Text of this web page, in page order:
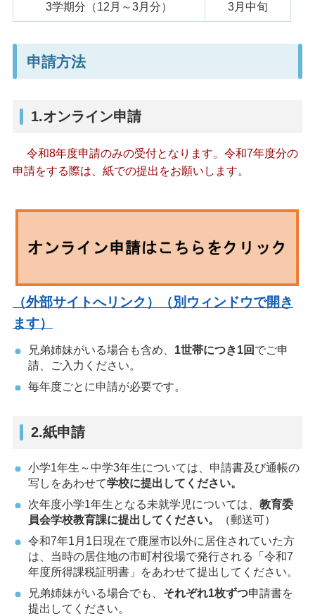
3学期分（12月～3月分） 3月中旬
申請方法
1.オンライン申請
令和8年度申請のみの受付となります。令和7年度分の
申請をする際は、紙での提出をお願いします。
（外部サイトへリンク）（別ウィンドウで開き
ます）
兄弟姉妹がいる場合も含め、 1世帯につき1回 でご申
請、ご入力ください。
毎年度ごとに申請が必要です。
2.紙申請
小学1年生～中学3年生については、申請書及び通帳の
写しをあわせて学校に提出してください。
次年度小学1年生となる未就学児については、 教育委
員会学校教育課に提出してください。
（郵送可）
令和7年1月1日現在で鹿屋市以外に居住されていた方
は、当時の居住地の市町村役場で発行される「令和7
年度所得課税証明書」をあわせて提出してください。
兄弟姉妹がいる場合でも、 それぞれ1枚ずつ申請書を
提出してください。